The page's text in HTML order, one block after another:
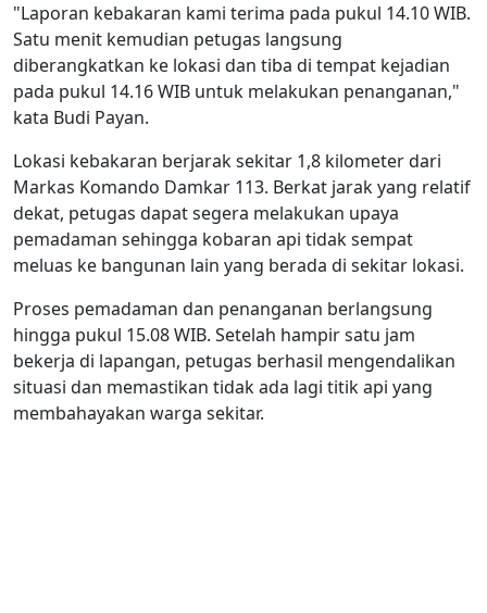
"Laporan kebakaran kami terima pada pukul 14.10 WIB.
Satu menit kemudian petugas langsung
diberangkatkan ke lokasi dan tiba di tempat kejadian
pada pukul 14.16 WIB untuk melakukan penanganan,"
kata Budi Payan.
Lokasi kebakaran berjarak sekitar 1,8 kilometer dari
Markas Komando Damkar 113. Berkat jarak yang relatif
dekat, petugas dapat segera melakukan upaya
pemadaman sehingga kobaran api tidak sempat
meluas ke bangunan lain yang berada di sekitar lokasi.
Proses pemadaman dan penanganan berlangsung
hingga pukul 15.08 WIB. Setelah hampir satu jam
bekerja di lapangan, petugas berhasil mengendalikan
situasi dan memastikan tidak ada lagi titik api yang
membahayakan warga sekitar.